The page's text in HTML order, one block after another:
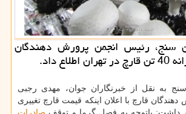
سنج، رئیس انجمن پرورش دهندگان
داد.
به نقل از خبرنگاران جوان، مهدی رجبی
قارچ با اعلان اینکه قیمت قارچ تغییری